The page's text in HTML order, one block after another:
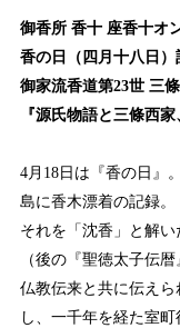
御香所 香十 座香十オ
香の日（四月十八日
御家流香道第23世 三
『源氏物語と三條西家
4⽉18日は『香の日』
島に香木漂着の記録。
それを「沈香」と解い
（後の『聖徳太子伝暦
仏教伝来と共に伝え
し、一千年を経た室